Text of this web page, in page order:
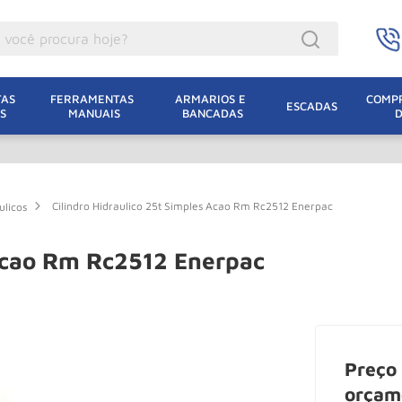
FERRAMENTAS
MANUAIS
ARMARIOS E
BANCADAS
ESCADAS
Cilindro Hidraulico 25t Simples Acao Rm Rc2512 Enerpac
Rm Rc2512 Enerpac
Eletrica